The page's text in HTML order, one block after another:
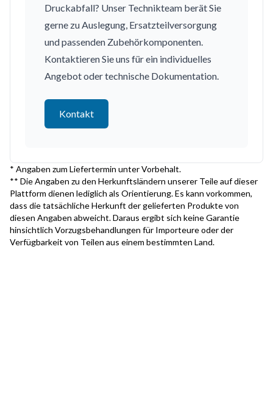
Druckabfall? Unser Technikteam berät Sie
gerne zu Auslegung, Ersatzteilversorgung
und passenden Zubehörkomponenten.
Kontaktieren Sie uns für ein individuelles
Angebot oder technische Dokumentation.
Kontakt
* Angaben zum Liefertermin unter Vorbehalt.
** Die Angaben zu den Herkunftsländern unserer Teile auf dieser
Plattform dienen lediglich als Orientierung. Es kann vorkommen,
dass die tatsächliche Herkunft der gelieferten Produkte von
diesen Angaben abweicht. Daraus ergibt sich keine Garantie
hinsichtlich Vorzugsbehandlungen für Importeure oder der
Verfügbarkeit von Teilen aus einem bestimmten Land.